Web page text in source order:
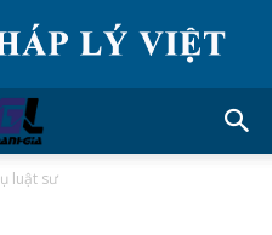
luật sư